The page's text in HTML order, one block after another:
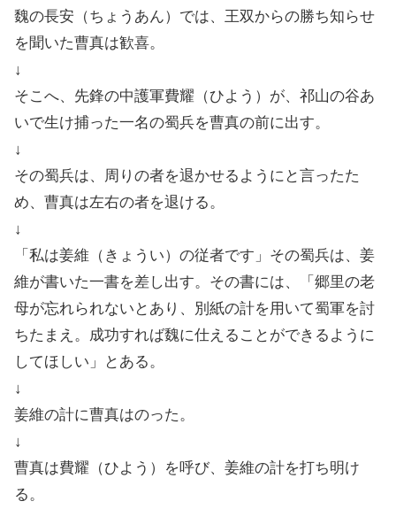
魏の長安（ちょうあん）では、王双からの勝ち知らせ
を聞いた曹真は歓喜。
↓
そこへ、先鋒の中護軍費耀（ひよう）が、祁山の谷あ
いで生け捕った一名の蜀兵を曹真の前に出す。
↓
その蜀兵は、周りの者を退かせるようにと言ったた
め、曹真は左右の者を退ける。
↓
「私は姜維（きょうい）の従者です」その蜀兵は、姜
維が書いた一書を差し出す。その書には、「郷里の老
母が忘れられないとあり、別紙の計を用いて蜀軍を討
ちたまえ。成功すれば魏に仕えることができるように
してほしい」とある。
↓
姜維の計に曹真はのった。
↓
曹真は費耀（ひよう）を呼び、姜維の計を打ち明け
る。